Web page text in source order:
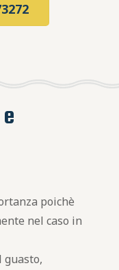
poichè
nel caso in